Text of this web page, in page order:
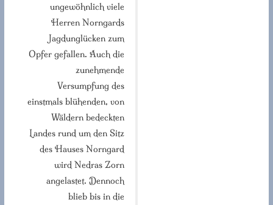
ungewöhnlich viele
Herren Norngards
Jagdunglücken zum
Opfer gefallen. Auch die
zunehmende
Versumpfung des
einstmals blühenden, von
Wäldern bedeckten
Landes rund um den Sitz
des Hauses Norngard
wird Nedras Zorn
angelastet. Dennoch
blieb bis in die